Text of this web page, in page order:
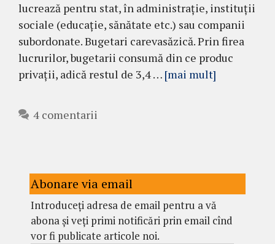
lucrează pentru stat, în administrație, instituții
sociale (educație, sănătate etc.) sau companii
subordonate. Bugetari carevasăzică. Prin firea
lucrurilor, bugetarii consumă din ce produc
privații, adică restul de 3,4 … [mai mult]
4 comentarii
Abonare via email
Introduceți adresa de email pentru a vă
abona și veți primi notificări prin email cînd
vor fi publicate articole noi.